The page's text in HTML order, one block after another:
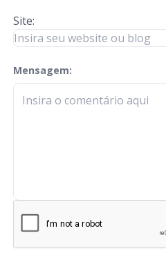
Site:
Mensagem:
check-terms